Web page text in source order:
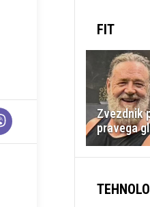
FIT
Zvezdnik
pravega